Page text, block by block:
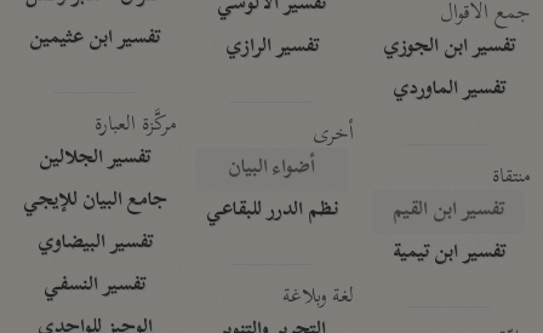
جمع الأقوال
تفسير ابن الجوزي
تفسير الماوردي
منتقاة
تفسير ابن القيم
تفسير ابن تيمية
تفسير الرازي
أخرى
أضواء البيان
نظم الدرر للبقاعي
لغة وبلاغة
تفسير ابن عثيمين
مركَّزة العبارة
تفسير الجلالين
جامع البيان للإيجي
تفسير البيضاوي
تفسير النسفي